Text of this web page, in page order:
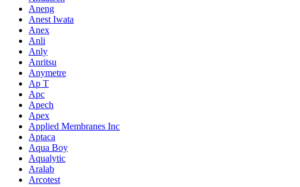
Aneng
Anest Iwata
Anex
Anli
Anly
Anritsu
Anymetre
Ap T
Apc
Apech
Apex
Applied Membranes Inc
Aptaca
Aqua Boy
Aqualytic
Aralab
Arcotest